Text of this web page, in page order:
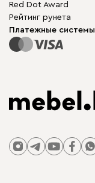
Для бизнеса
Карта сайта
Модульная мебель
Столы и стулья
Red Dot Award
Рейтинг рунета
Платежные системы